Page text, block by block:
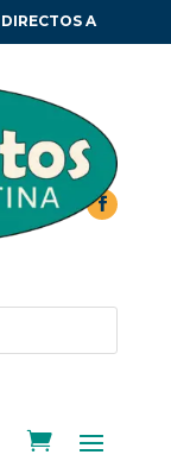
DIRECTOS A